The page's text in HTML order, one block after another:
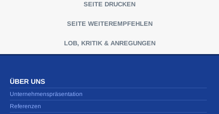
SEITE DRUCKEN
SEITE WEITEREMPFEHLEN
LOB, KRITIK & ANREGUNGEN
ÜBER UNS
Unternehmenspräsentation
Referenzen